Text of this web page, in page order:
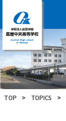
学
校
法
人
前
田
TOP > TOPICS >